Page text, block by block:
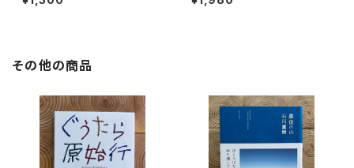
を旅する
その他の商品